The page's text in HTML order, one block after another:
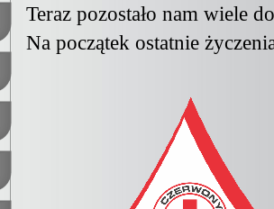
Teraz pozostało nam wiele
Na początek ostatnie